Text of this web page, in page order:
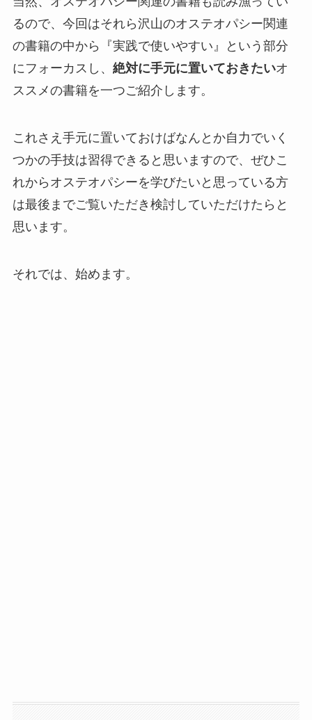
るので、今回はそれら沢山のオステオパシー関連
の書籍の中から『実践で使いやすい』という部分
にフォーカスし、 絶対に手元に置いておきたいオ
ススメの書籍を一つご紹介します。
これさえ手元に置いておけばなんとか自力でいく
つかの手技は習得できると思いますので、ぜひこ
れからオステオパシーを学びたいと思っている方
は最後までご覧いただき検討していただけたらと
思います。
それでは、始めます。